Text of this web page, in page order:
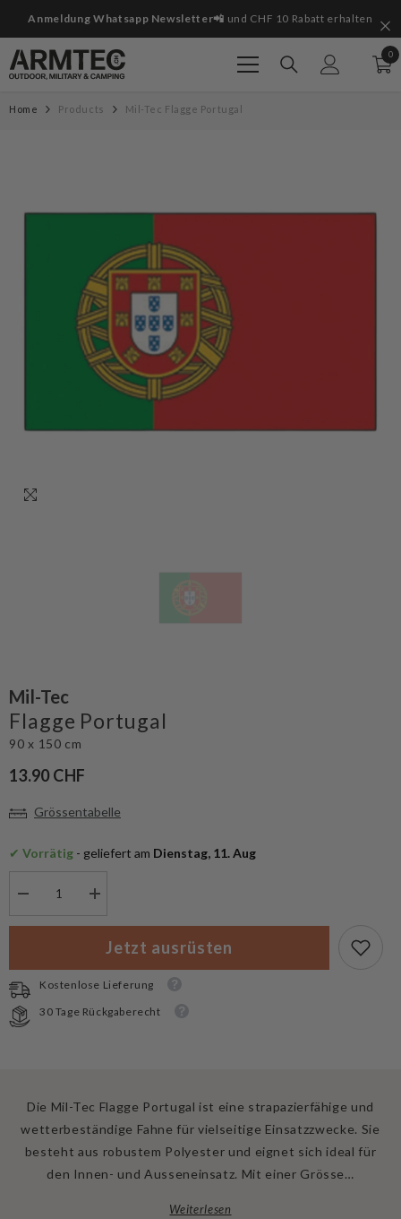
Anmeldung Whatsapp Newsletter📲 und CHF 10 Rabatt erhalten
00
Home Products Mil-Tec Flagge Portugal
Mil-Tec
Flagge Portugal
90 x 150 cm
13.90 CHF
Grössentabelle
✔ Vorrätig - geliefert am Dienstag, 11. Aug
für
Flagge
Portugal
Menge
für
Mil-
Tec
Flagge
Portugal
Jetzt ausrüsten
Kostenlose Lieferung
30 Tage Rückgaberecht
Die Mil-Tec Flagge Portugal ist eine strapazierfähige und
wetterbeständige Fahne für vielseitige Einsatzzwecke. Sie
besteht aus robustem Polyester und eignet sich ideal für
den Innen- und Ausseneinsatz. Mit einer Grösse…
Weiterlesen